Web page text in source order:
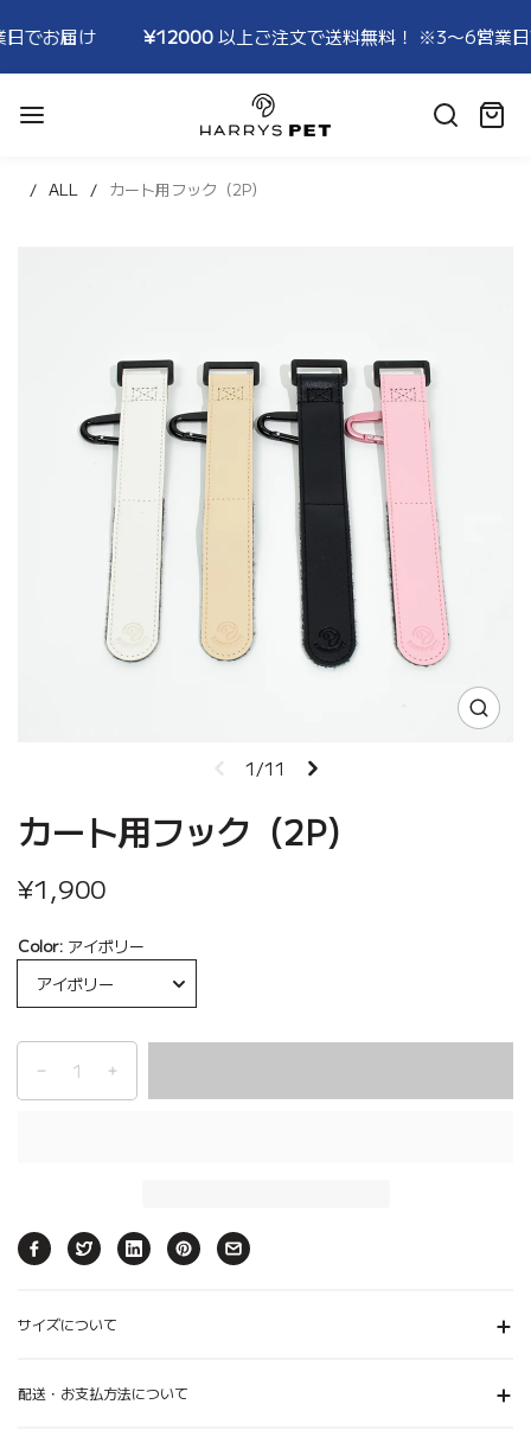
¥12000以上ご注文で送料無料！ ※3〜6営業日でお届け
HARRYSPET
カ
ALL カート用フック（2P）
1/11
カート用フック（2P）
¥1,900
Color: アイボリー
サイズについて
配送・お支払方法について